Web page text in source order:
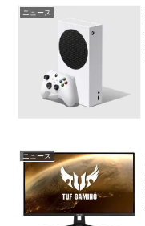
ニュース
ニュース